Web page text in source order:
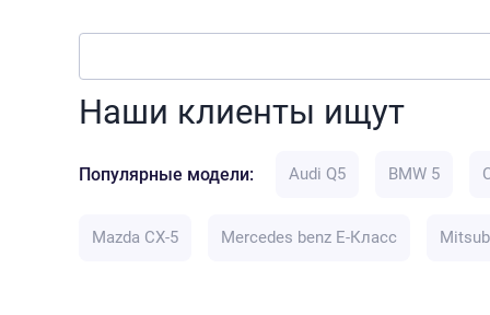
Наши клиенты ищут
Популярные модели: Audi Q5 BMW 5
Mazda CX-5 Mercedes benz E-Класс